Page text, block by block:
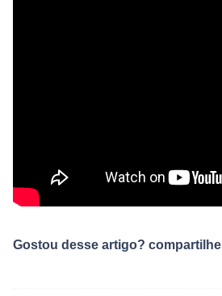
Gostou desse artigo? compartilhe